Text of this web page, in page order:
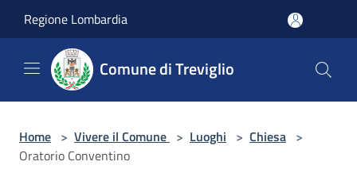
Regione Lombardia
Comune di Treviglio
Home > Vivere il Comune > Luoghi > Chiesa >
Oratorio Conventino